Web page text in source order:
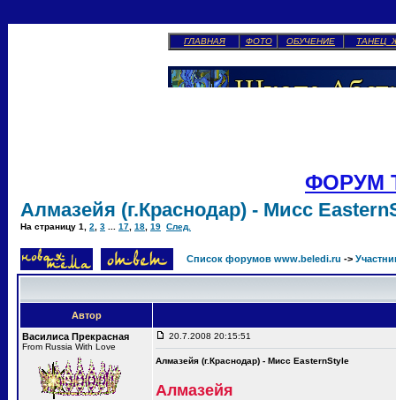
ГЛАВНАЯ ФОТО ОБУЧЕНИЕ ТАНЕЦ
ФОРУМ
Алмазейя (г.Краснодар) - Мисс
На страницу 1 2 3 17 18 19 След.
Список форумов www.beledi.ru ->
Автор
Василиса Прекрасная
From Russia With Love
20.7.2008 20:15:51
Алмазейя (г.Краснодар) - Мисс EasternStyle
Алмазейя